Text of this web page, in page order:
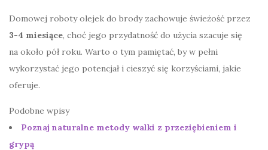
Domowej roboty olejek do brody zachowuje świeżość przez
3-4 miesiące, choć jego przydatność do użycia szacuje się
na około pół roku. Warto o tym pamiętać, by w pełni
wykorzystać jego potencjał i cieszyć się korzyściami, jakie
oferuje.
Podobne wpisy
Poznaj naturalne metody walki z przeziębieniem i
grypą